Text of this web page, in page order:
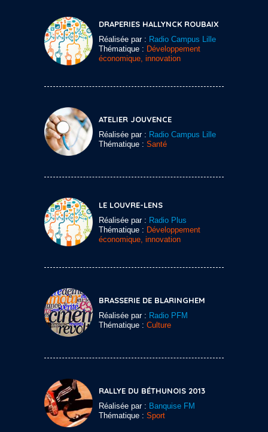
DRAPERIES HALLYNCK ROUBAIX
Réalisée par : Radio Campus Lille
Thématique : Développement
économique, innovation
ATELIER JOUVENCE
Réalisée par : Radio Campus Lille
Thématique : Santé
LE LOUVRE-LENS
Réalisée par : Radio Plus
Thématique : Développement
économique, innovation
BRASSERIE DE BLARINGHEM
Réalisée par : Radio PFM
Thématique : Culture
RALLYE DU BÉTHUNOIS 2013
Réalisée par : Banquise FM
Thématique : Sport